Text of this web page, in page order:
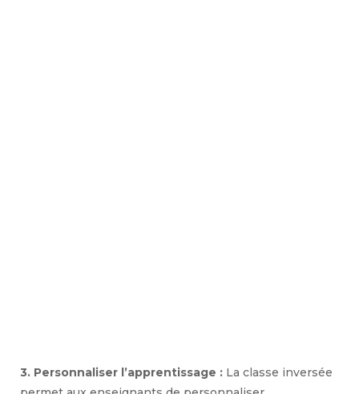
3. Personnaliser l’apprentissage : La classe inversée